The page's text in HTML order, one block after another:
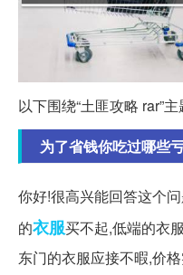
以下围绕“土匪攻略 rar”
为了省钱你吃过哪些
你好!很高兴能回答这个
的衣服买不起,低端的衣
东门的衣服应接不暇,价